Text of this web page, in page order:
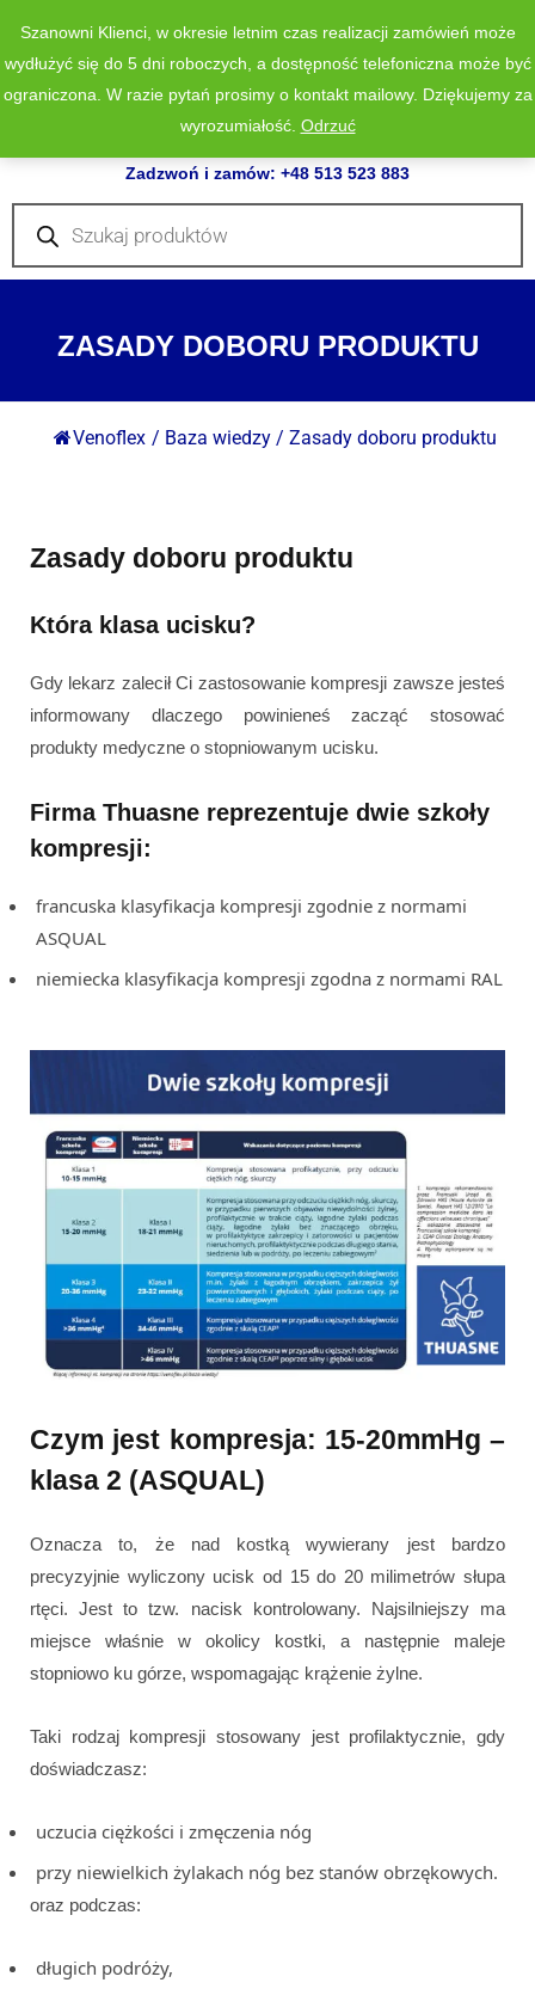
Zadzwoń i zamów: +48 513 523 883
Wyszukiwarka
produktów
ZASADY DOBORU PRODUKTU
Venoflex / Baza wiedzy / Zasady doboru produktu
Zasady doboru produktu
Która klasa ucisku?
Gdy lekarz zalecił Ci zastosowanie kompresji zawsze jesteś
informowany dlaczego powinieneś zacząć stosować
produkty medyczne o stopniowanym ucisku.
Firma Thuasne reprezentuje dwie szkoły
kompresji:
francuska klasyfikacja kompresji zgodnie z normami
ASQUAL
niemiecka klasyfikacja kompresji zgodna z normami RAL
Czym jest kompresja: 15-20mmHg –
klasa 2 (ASQUAL)
Oznacza to, że nad kostką wywierany jest bardzo
precyzyjnie wyliczony ucisk od 15 do 20 milimetrów słupa
rtęci. Jest to tzw. nacisk kontrolowany. Najsilniejszy ma
miejsce właśnie w okolicy kostki, a następnie maleje
stopniowo ku górze, wspomagając krążenie żylne.
Taki rodzaj kompresji stosowany jest profilaktycznie, gdy
doświadczasz:
uczucia ciężkości i zmęczenia nóg
przy niewielkich żylakach nóg bez stanów obrzękowych.
oraz podczas:
długich podróży,
Szanowni Klienci, w okresie letnim czas realizacji zamówień może
wydłużyć się do 5 dni roboczych, a dostępność telefoniczna może być
ograniczona. W razie pytań prosimy o kontakt mailowy. Dziękujemy za
wyrozumiałość. Odrzuć